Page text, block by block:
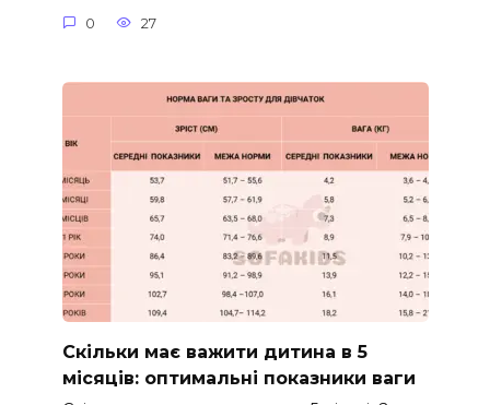
0 27
Скільки має важити дитина в 5
місяців: оптимальні показники ваги